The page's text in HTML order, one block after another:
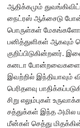
ஆதிக்கமும்
நைட்ரஸ் ஆக்சைடு
பொருள்கள்
பனித்துளிகள்
குறிப்பிடுகின்றனர்.
கனடா போன்றவைகளை
இவற்றில் இந்தியாவும்
பெரிதளவு
சிறு எலும்புகள்
சத்துக்கள் இந்த அமில
மீன்கள் செத்து